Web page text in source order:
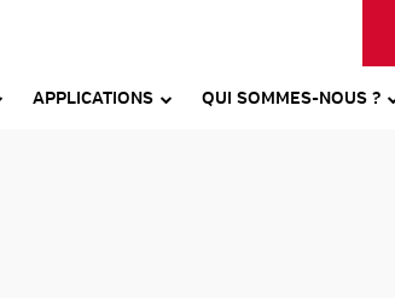
APPLICATIONS QUI SOMMES-NOUS ?